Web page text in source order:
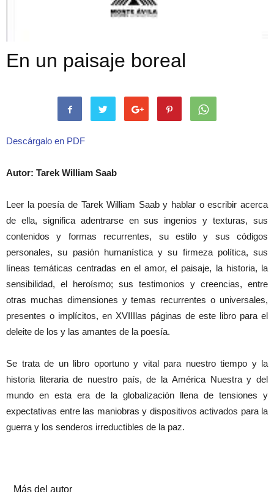
En un paisaje boreal
Descárgalo en PDF
Autor: Tarek William Saab
Leer la poesía de Tarek William Saab y hablar o escribir acerca
de ella, significa adentrarse en sus ingenios y texturas, sus
contenidos y formas recurrentes, su estilo y sus códigos
personales, su pasión humanística y su firmeza política, sus
líneas temáticas centradas en el amor, el paisaje, la historia, la
sensibilidad, el heroísmo; sus testimonios y creencias, entre
otras muchas dimensiones y temas recurrentes o universales,
presentes o implícitos, en XVIIIlas páginas de este libro para el
deleite de los y las amantes de la poesía.
Se trata de un libro oportuno y vital para nuestro tiempo y la
historia literaria de nuestro país, de la América Nuestra y del
mundo en esta era de la globalización llena de tensiones y
expectativas entre las maniobras y dispositivos activados para la
guerra y los senderos irreductibles de la paz.
Más del autor